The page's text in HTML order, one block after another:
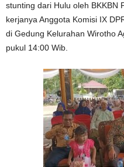
stunting dari Hulu oleh BKKBN
kerjanya Anggota Komisi IX
di Gedung Kelurahan Wirotho
pukul 14:00 Wib.